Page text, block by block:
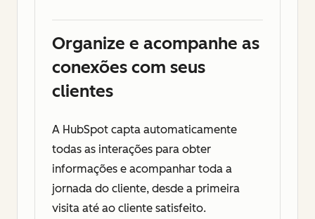
Organize e acompanhe as
conexões com seus
clientes
A HubSpot capta automaticamente
todas as interações para obter
informações e acompanhar toda a
jornada do cliente, desde a primeira
visita até ao cliente satisfeito.